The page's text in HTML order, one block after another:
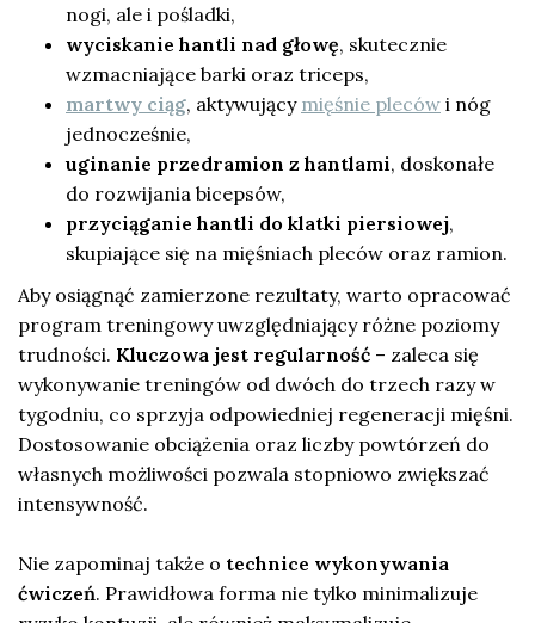
nogi, ale i pośladki,
wyciskanie hantli nad głowę, skutecznie
wzmacniające barki oraz triceps,
martwy ciąg, aktywujący mięśnie pleców i nóg
jednocześnie,
uginanie przedramion z hantlami, doskonałe
do rozwijania bicepsów,
przyciąganie hantli do klatki piersiowej,
skupiające się na mięśniach pleców oraz ramion.
Aby osiągnąć zamierzone rezultaty, warto opracować
program treningowy uwzględniający różne poziomy
trudności. Kluczowa jest regularność – zaleca się
wykonywanie treningów od dwóch do trzech razy w
tygodniu, co sprzyja odpowiedniej regeneracji mięśni.
Dostosowanie obciążenia oraz liczby powtórzeń do
własnych możliwości pozwala stopniowo zwiększać
intensywność.
Nie zapominaj także o technice wykonywania
ćwiczeń. Prawidłowa forma nie tylko minimalizuje